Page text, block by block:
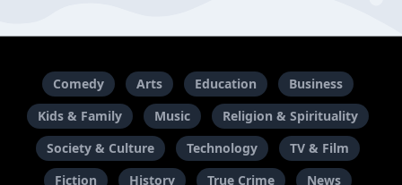
Comedy Arts Education
Business
Kids & Family
Music
Religion & Spirituality
Society & Culture
Technology
TV & Film
Fiction
History True Crime News